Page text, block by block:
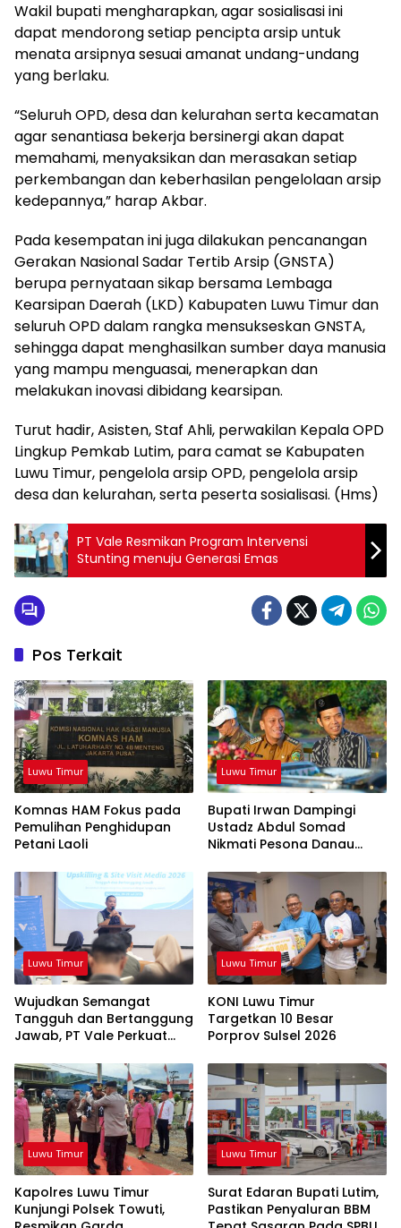
Wakil bupati mengharapkan, agar sosialisasi ini
dapat mendorong setiap pencipta arsip untuk
menata arsipnya sesuai amanat undang-undang
yang berlaku.
“Seluruh OPD, desa dan kelurahan serta kecamatan
agar senantiasa bekerja bersinergi akan dapat
memahami, menyaksikan dan merasakan setiap
perkembangan dan keberhasilan pengelolaan arsip
kedepannya,” harap Akbar.
Pada kesempatan ini juga dilakukan pencanangan
Gerakan Nasional Sadar Tertib Arsip (GNSTA)
berupa pernyataan sikap bersama Lembaga
Kearsipan Daerah (LKD) Kabupaten Luwu Timur dan
seluruh OPD dalam rangka mensukseskan GNSTA,
sehingga dapat menghasilkan sumber daya manusia
yang mampu menguasai, menerapkan dan
melakukan inovasi dibidang kearsipan.
Turut hadir, Asisten, Staf Ahli, perwakilan Kepala OPD
Lingkup Pemkab Lutim, para camat se Kabupaten
Luwu Timur, pengelola arsip OPD, pengelola arsip
desa dan kelurahan, serta peserta sosialisasi. (Hms)
PT Vale Resmikan Program Intervensi
Stunting menuju Generasi Emas
Pos Terkait
Luwu Timur
Komnas HAM Fokus pada
Pemulihan Penghidupan
Petani Laoli
Luwu Timur
Bupati Irwan Dampingi
Ustadz Abdul Somad
Nikmati Pesona Danau
Luwu Timur
Wujudkan Semangat
Tangguh dan Bertanggung
Jawab, PT Vale Perkuat
yang Kredibel
Luwu Timur
KONI Luwu Timur
Targetkan 10 Besar
Porprov Sulsel 2026
Luwu Timur
Kapolres Luwu Timur
Kunjungi Polsek Towuti,
Luwu Timur
Surat Edaran Bupati Lutim,
Pastikan Penyaluran BBM